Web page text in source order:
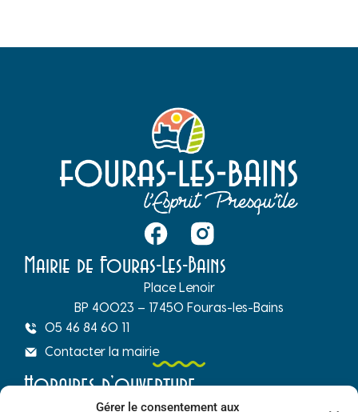
Gérer le consentement aux
Mairie de Fouras-Les-Bains
Place Lenoir
BP 40023 – 17450 Fouras-les-Bains
05 46 84 60 11
Contacter la mairie
Horaires d’ouverture